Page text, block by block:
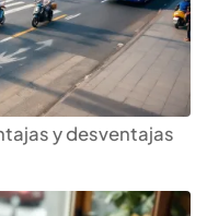
y desventajas